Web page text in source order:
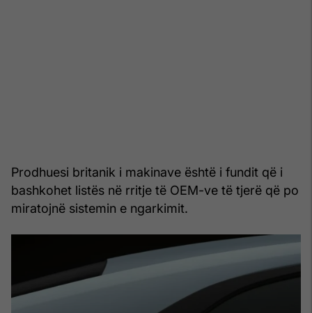
Prodhuesi britanik i makinave është i fundit që i
bashkohet listës në rritje të OEM-ve të tjerë që po
miratojnë sistemin e ngarkimit.